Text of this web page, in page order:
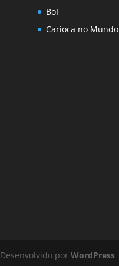
BoF
Carioca no Mundo
porWordPress